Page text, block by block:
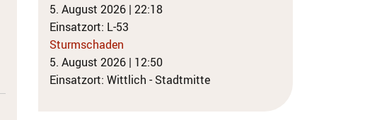
5. August 2026 | 22:18
Einsatzort: L-53
Sturmschaden
5. August 2026 | 12:50
Einsatzort: Wittlich - Stadtmitte